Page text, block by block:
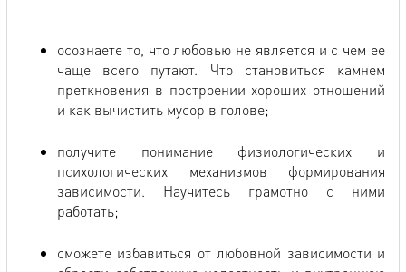
осознаете то, что любовью не является и с чем ее
чаще всего путают. Что становиться камнем
преткновения в построении хороших отношений
и как вычистить мусор в голове;
получите понимание физиологических и
психологических механизмов формирования
зависимости. Научитесь грамотно с ними
работать;
сможете избавиться от любовной зависимости и